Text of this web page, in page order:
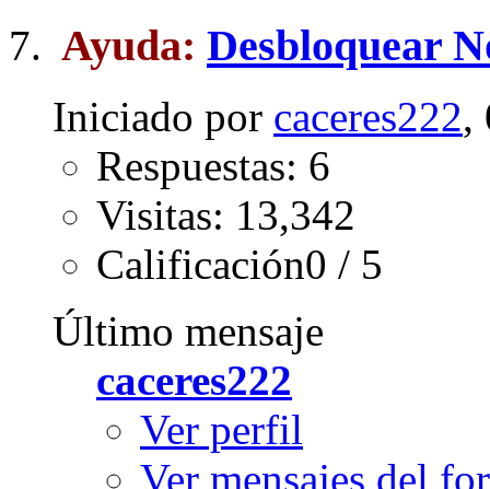
Ayuda: Desbloquear
Iniciado por caceres222,
Respuestas: 6
Visitas: 13,342
Calificación0 / 5
Último mensaje
caceres222
Ver perfil
Ver mensajes del